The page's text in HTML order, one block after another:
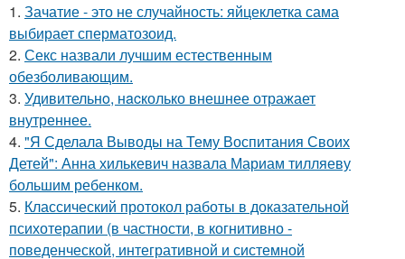
1. Зачатие - это не случайность: яйцеклетка сама
выбирает сперматозоид.
2. Секс назвали лучшим естественным
обезболивающим.
3. Удивительнo, нacколько внешнее отражает
внутреннее.
4. "Я Сделала Выводы на Тему Воспитания Своих
Детей": Анна хилькевич назвала Мариам тилляеву
большим ребенком.
5. Классический протокол работы в доказательной
психотерапии (в частности, в когнитивно -
поведенческой, интегративной и системной